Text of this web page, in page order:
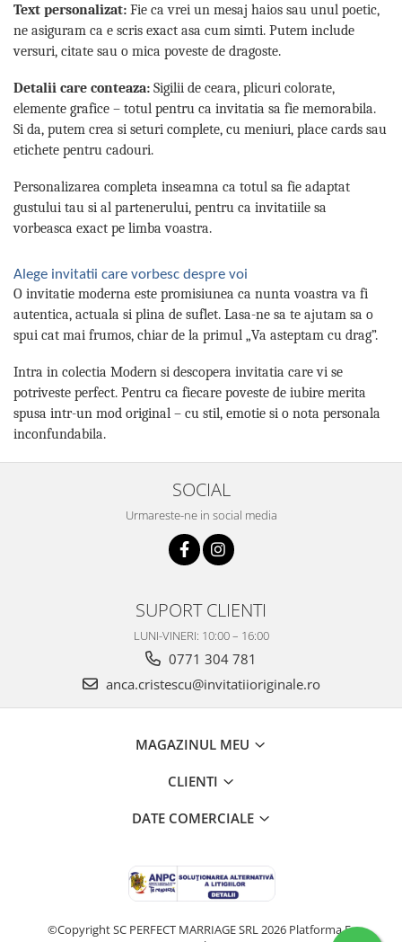
Text personalizat: Fie ca vrei un mesaj haios sau unul poetic,
ne asiguram ca e scris exact asa cum simti. Putem include
versuri, citate sau o mica poveste de dragoste.
Detalii care conteaza: Sigilii de ceara, plicuri colorate,
elemente grafice – totul pentru ca invitatia sa fie memorabila.
Si da, putem crea si seturi complete, cu meniuri, place cards sau
etichete pentru cadouri.
Personalizarea completa inseamna ca totul sa fie adaptat
gustului tau si al partenerului, pentru ca invitatiile sa
vorbeasca exact pe limba voastra.
Alege invitatii care vorbesc despre voi
O invitatie moderna este promisiunea ca nunta voastra va fi
autentica, actuala si plina de suflet. Lasa-ne sa te ajutam sa o
spui cat mai frumos, chiar de la primul „Va asteptam cu drag”.
Intra in colectia Modern si descopera invitatia care vi se
potriveste perfect. Pentru ca fiecare poveste de iubire merita
spusa intr-un mod original – cu stil, emotie si o nota personala
inconfundabila.
SOCIAL
Urmareste-ne in social media
SUPORT CLIENTI
LUNI-VINERI: 10:00 – 16:00
0771 304 781
anca.cristescu@invitatiioriginale.ro
MAGAZINUL MEU
CLIENTI
DATE COMERCIALE
©Copyright SC PERFECT MARRIAGE SRL 2026 Platforma E-